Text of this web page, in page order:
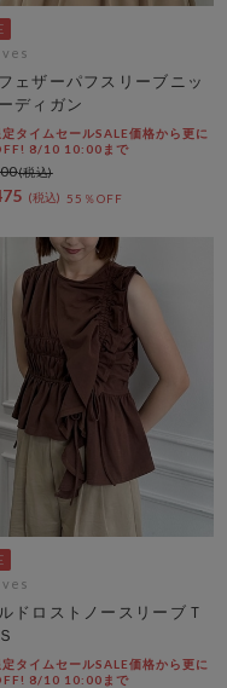
ェザーパフスリーブニッ
ディガン
タイムセールSALE価格から更に
8/10 10:00まで
55％OFF
ドロストノースリーブＴ
タイムセールSALE価格から更に
8/10 10:00まで